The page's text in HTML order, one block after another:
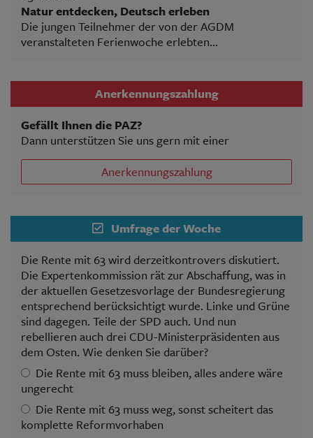
Natur entdecken, Deutsch erleben
Die jungen Teilnehmer der von der AGDM
veranstalteten Ferienwoche erlebten...
Anerkennungszahlung
Gefällt Ihnen die PAZ?
Dann unterstützen Sie uns gern mit einer
Anerkennungszahlung
Umfrage der Woche
Die Rente mit 63 wird derzeitkontrovers diskutiert.
Die Expertenkommission rät zur Abschaffung, was in
der aktuellen Gesetzesvorlage der Bundesregierung
entsprechend berücksichtigt wurde. Linke und Grüne
sind dagegen. Teile der SPD auch. Und nun
rebellieren auch drei CDU-Ministerpräsidenten aus
dem Osten. Wie denken Sie darüber?
Die Rente mit 63 muss bleiben, alles andere wäre
ungerecht
Die Rente mit 63 muss weg, sonst scheitert das
komplette Reformvorhaben